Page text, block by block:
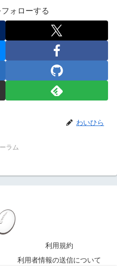
ォローする
わいひら
ラム
利用規約
利用者情報の送信について